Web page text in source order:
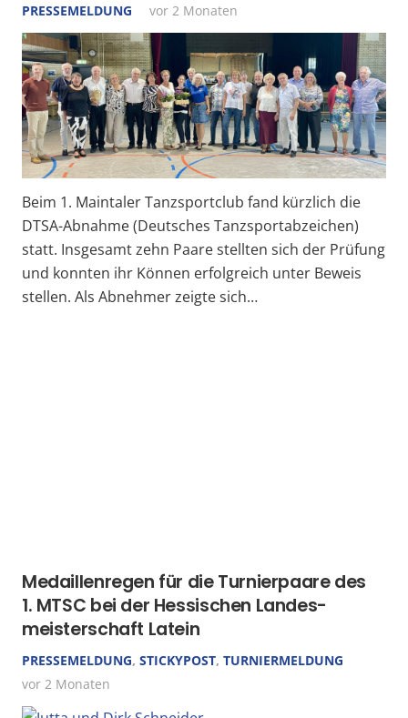
PRESSEMELDUNG vor 2 Monaten
Beim 1. Maintaler Tanzsportclub fand kürzlich die
DTSA-Abnahme (Deutsches Tanzsportabzeichen)
statt. Insgesamt zehn Paare stellten sich der Prüfung
und konnten ihr Können erfolgreich unter Beweis
stellen. Als Abnehmer zeigte sich…
Medaillen­regen für die Turnierpaare des
1. MTSC bei der Hessischen Landes­
meister­schaft Latein
PRESSEMELDUNG, STICKYPOST, TURNIERMELDUNG
vor 2 Monaten